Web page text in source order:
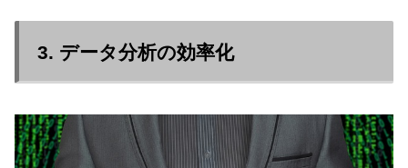
3. データ分析の効率化